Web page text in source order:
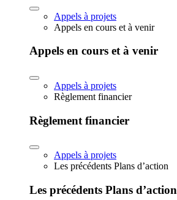
Appels à projets
Appels en cours et à venir
Appels en cours et à venir
Appels à projets
Règlement financier
Règlement financier
Appels à projets
Les précédents Plans d’action
Les précédents Plans d’action